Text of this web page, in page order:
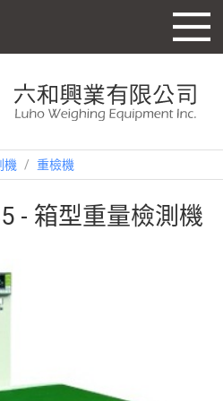
機 / 重檢機
- 箱型重量檢測機